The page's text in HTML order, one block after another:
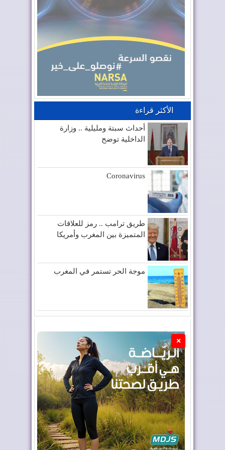
الأكثر قراءة
أحداث سبتة ومليلية .. وزارة
الداخلية توضح
Coronavirus
طريق ترامب .. رمز للعلاقات
المتميزة بين المغرب وأمريكا
موجة الحر تستمر في المغرب
×